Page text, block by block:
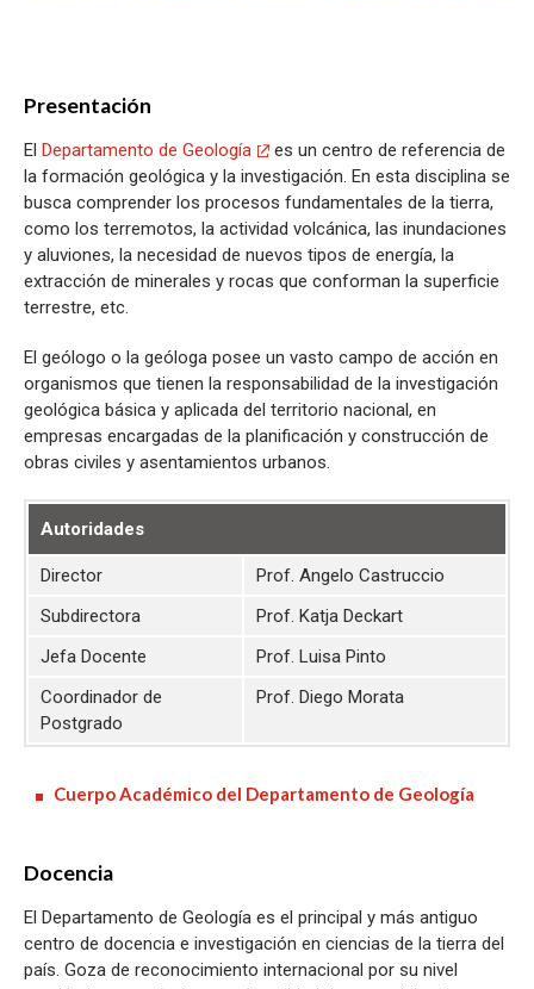
Presentación
El Departamento de Geología
es un centro de referencia de
la formación geológica y la investigación. En esta disciplina se
busca comprender los procesos fundamentales de la tierra,
como los terremotos, la actividad volcánica, las inundaciones
y aluviones, la necesidad de nuevos tipos de energía, la
extracción de minerales y rocas que conforman la superficie
terrestre, etc.
El geólogo o la geóloga posee un vasto campo de acción en
organismos que tienen la responsabilidad de la investigación
geológica básica y aplicada del territorio nacional, en
empresas encargadas de la planificación y construcción de
obras civiles y asentamientos urbanos.
Autoridades
Director
Prof. Angelo Castruccio
Subdirectora
Prof. Katja Deckart
Jefa Docente
Prof. Luisa Pinto
Coordinador de
Postgrado
Prof. Diego Morata
Cuerpo Académico del Departamento de Geología
Docencia
El Departamento de Geología es el principal y más antiguo
centro de docencia e investigación en ciencias de la tierra del
país. Goza de reconocimiento internacional por su nivel